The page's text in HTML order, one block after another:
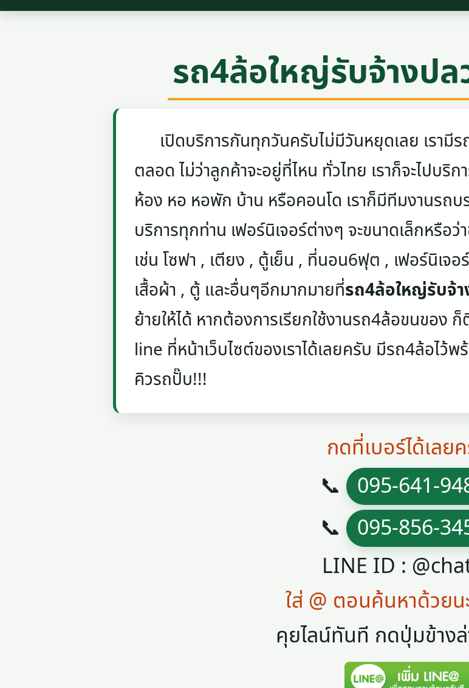
รถ4ล้อใหญ่รับจ้างป
เปิดบริการกันทุกวันครับไม่มีวันหยุดเลย เรามีร
ตลอด ไม่ว่าลูกค้าจะอยู่ที่ไหน ทั่วไทย เราก็จะไปบริก
ห้อง หอ หอพัก บ้าน หรือคอนโด เราก็มีทีมงานรถ
บริการทุกท่าน เฟอร์นิเจอร์ต่างๆ จะขนาดเล็กหรือว่
เช่น โซฟา , เตียง , ตู้เย็น , ที่นอน6ฟุต , เฟอร์นิเจ
เสื้อผ้า , ตู้ และอื่นๆอีกมากมายที่รถ4ล้อใหญ่รับจ้
ย้ายให้ได้ หากต้องการเรียกใช้งานรถ4ล้อขนของ
line ที่หน้าเว็บไซต์ของเราได้เลยครับ มีรถ4ล้อไว้
คิวรถปั๊บ!!!
กดที่เบอร์ได้เลย
📞
095-641-
📞
095-856-
LINE ID :
ใส่ @ ตอนค้นหาด้วย
คุยไลน์ทันที กดปุ่มข้างล่